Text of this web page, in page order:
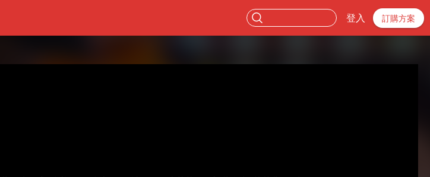
登入 訂購方案